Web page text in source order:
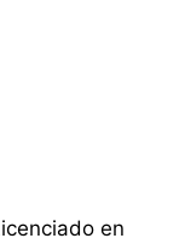
en